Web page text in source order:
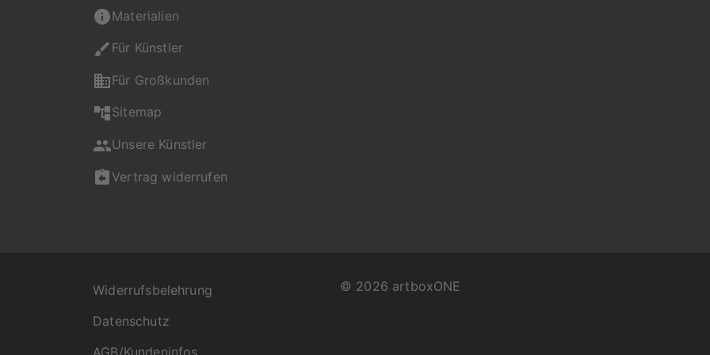
Materialien
Für Künstler
Für Großkunden
Sitemap
Unsere Künstler
Vertrag widerrufen
Widerrufsbelehrung
Datenschutz
AGB/Kundeninfos
© 2026 artboxONE